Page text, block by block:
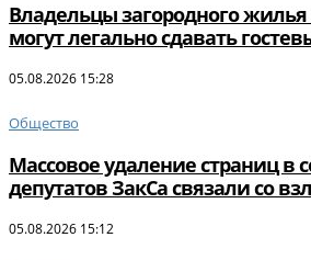
Владельцы загородного
могут легально сдавать
05.08.2026 15:28
Общество
Массовое удаление страниц в
депутатов ЗакСа связали со
05.08.2026 15:12